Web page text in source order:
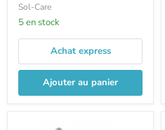
Sol-Care
5 en stock
Achat express
Ajouter au panier